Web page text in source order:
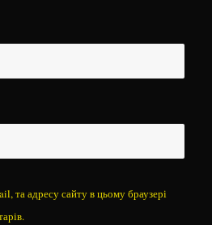
та адресу сайту в цьому браузері